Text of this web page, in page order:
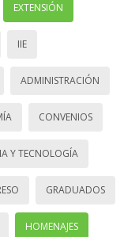
EXTENSIÓN
IIE
ADMINISTRACIÓN
CONVENIOS
Y TECNOLOGÍA
GRADUADOS
HOMENAJES